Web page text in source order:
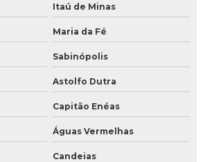
Itaú de Minas
Maria da Fé
Sabinópolis
Astolfo Dutra
Capitão Enéas
Águas Vermelhas
Candeias